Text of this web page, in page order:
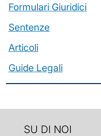
Formulari Giuridici
Sentenze
Articoli
Guide Legali
SU DI NOI